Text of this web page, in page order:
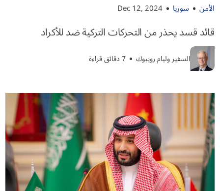
الأمن سوريا Dec 12, 2024
قائد قسد يحذر من التحركات التركية ضد للأكراد
السفير وليام رويبوك 7 دقائق قراءة